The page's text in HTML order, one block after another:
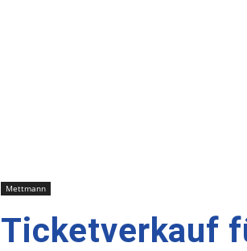
Mettmann
Ticketverkauf